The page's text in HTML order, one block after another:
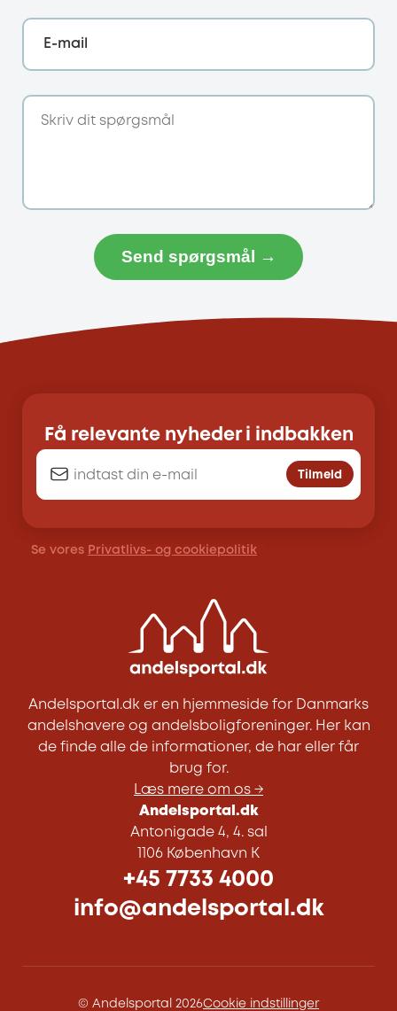
E-mail
Send spørgsmål →
Få relevante nyheder i indbakken
Tilmeld
Se vores Privatlivs- og cookiepolitik
Andelsportal.dk er en hjemmeside for Danmarks
andelshavere og andelsboligforeninger. Her kan
de finde alle de informationer, de har eller får
brug for.
Læs mere om os →
Andelsportal.dk
Antonigade 4, 4. sal
1106 København K
+45 7733 4000
info@andelsportal.dk
© Andelsportal 2026Cookie indstillinger